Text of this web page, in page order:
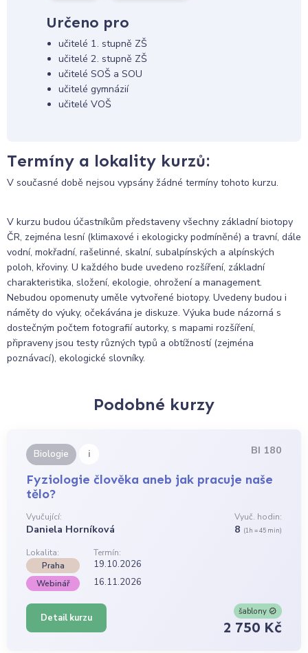
Určeno pro
učitelé 1. stupně ZŠ
učitelé 2. stupně ZŠ
učitelé SOŠ a SOU
učitelé gymnázií
učitelé VOŠ
Termíny a lokality kurzů:
V současné době nejsou vypsány žádné termíny tohoto kurzu.
V kurzu budou účastníkům představeny všechny základní biotopy
ČR, zejména lesní (klimaxové i ekologicky podmíněné) a travní, dále
vodní, mokřadní, rašelinné, skalní, subalpínských a alpínských
poloh, křoviny. U každého bude uvedeno rozšíření, základní
charakteristika, složení, ekologie, ohrožení a management.
Nebudou opomenuty uměle vytvořené biotopy. Uvedeny budou i
náměty do výuky, očekávána je diskuze. Výuka bude názorná s
dostečným počtem fotografií autorky, s mapami rozšíření,
připraveny jsou testy různých typů a obtížností (zejména
poznávací), ekologické slovníky.
Podobné kurzy
Biologie i BI 180
Fyziologie člověka aneb jak pracuje naše
tělo?
Vyučující:
Daniela Horníková
Vyuč. hodin:
8 (1h = 45 min)
Lokalita:
Termín:
Praha
19.10.2026
Webinář 16.11.2026
Detail kurzu
šablony
2 750 Kč